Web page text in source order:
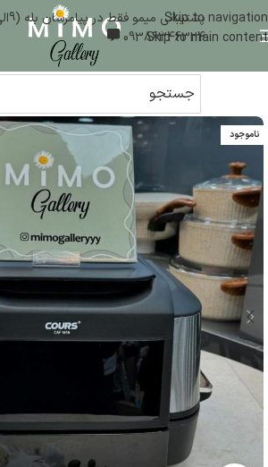
Skip to navigation
Skip to main content
09386346324
ناموجود